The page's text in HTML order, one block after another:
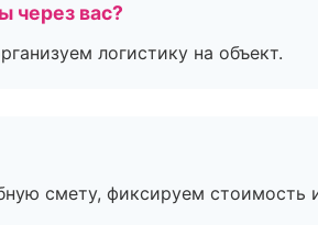
через вас?
логистику на объект.
смету, фиксируем стоимость